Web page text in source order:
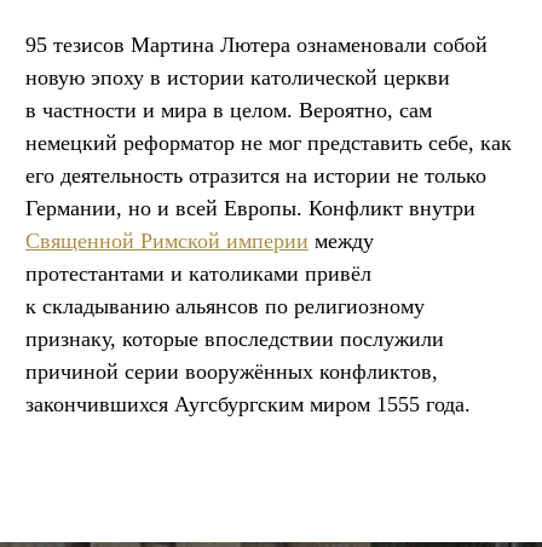
95 тезисов Мартина Лютера ознаменовали собой
новую эпоху в истории католической церкви
в частности и мира в целом. Вероятно, сам
немецкий реформатор не мог представить себе, как
его деятельность отразится на истории не только
Германии, но и всей Европы. Конфликт внутри
Священной Римской империи между
протестантами и католиками привёл
к складыванию альянсов по религиозному
признаку, которые впоследствии послужили
причиной серии вооружённых конфликтов,
закончившихся Аугсбургским миром 1555 года.